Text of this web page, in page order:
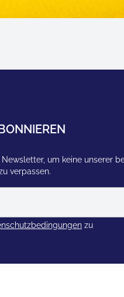
um keine unserer
verpassen.
zu